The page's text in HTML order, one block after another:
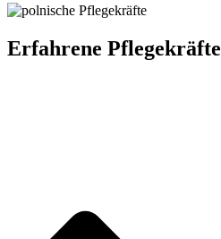
Erfahrene Pflegekräfte